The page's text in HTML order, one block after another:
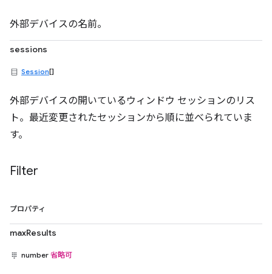
外部デバイスの名前。
sessions
Session[]
外部デバイスの開いているウィンドウ セッションのリス
ト。最近変更されたセッションから順に並べられていま
す。
Filter
プロパティ
maxResults
number 省略可